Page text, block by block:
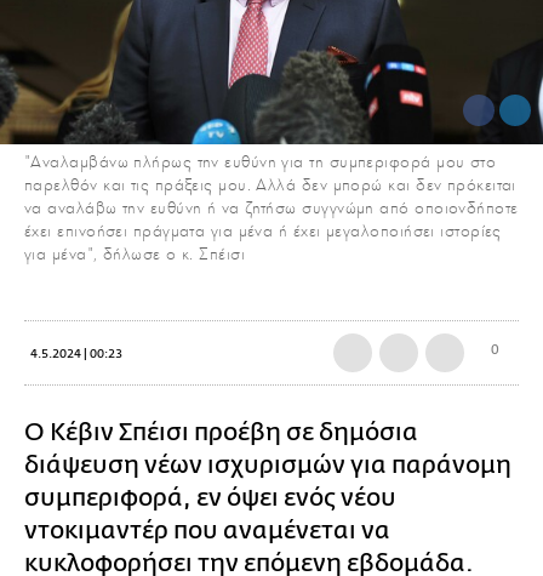
"Αναλαμβάνω πλήρως την ευθύνη για τη συμπεριφορά μου στο
παρελθόν και τις πράξεις μου. Αλλά δεν μπορώ και δεν πρόκειται
να αναλάβω την ευθύνη ή να ζητήσω συγγνώμη από οποιονδήποτε
έχει επινοήσει πράγματα για μένα ή έχει μεγαλοποιήσει ιστορίες
για μένα", δήλωσε ο κ. Σπέισι
4.5.2024 | 00:23 0
Ο Κέβιν Σπέισι προέβη σε δημόσια
διάψευση νέων ισχυρισμών για παράνομη
συμπεριφορά, εν όψει ενός νέου
ντοκιμαντέρ που αναμένεται να
κυκλοφορήσει την επόμενη εβδομάδα.